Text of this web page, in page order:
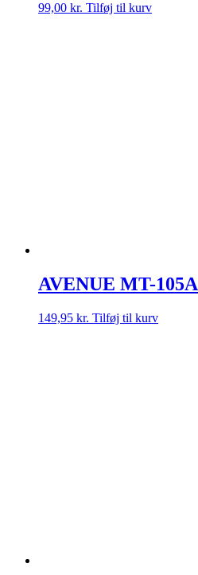
99,00 kr. Tilføj til kurv
AVENUE MT-105A
149,95 kr. Tilføj til kurv